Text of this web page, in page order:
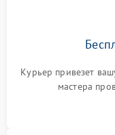
Курьер привезет
мастера